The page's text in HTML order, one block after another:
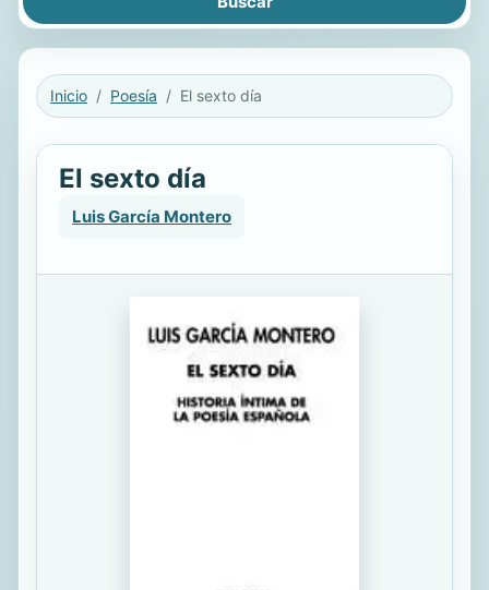
Inicio Poesía El sexto día
El sexto día
Luis García Montero